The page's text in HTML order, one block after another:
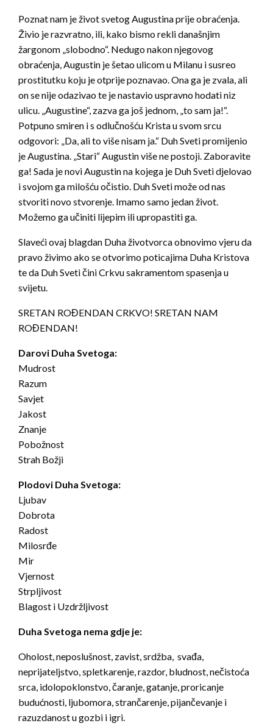
Poznat nam je život svetog Augustina prije obraćenja.
Živio je razvratno, ili, kako bismo rekli današnjim
žargonom „slobodno“. Nedugo nakon njegovog
obraćenja, Augustin je šetao ulicom u Milanu i susreo
prostitutku koju je otprije poznavao. Ona ga je zvala, ali
on se nije odazivao te je nastavio uspravno hodati niz
ulicu. „Augustine“, zazva ga još jednom, „to sam ja!“.
Potpuno smiren i s odlučnošću Krista u svom srcu
odgovori: „Da, ali to više nisam ja.“ Duh Sveti promijenio
je Augustina. „Stari“ Augustin više ne postoji. Zaboravite
ga! Sada je novi Augustin na kojega je Duh Sveti djelovao
i svojom ga milošću očistio. Duh Sveti može od nas
stvoriti novo stvorenje. Imamo samo jedan život.
Možemo ga učiniti lijepim ili upropastiti ga.
Slaveći ovaj blagdan Duha životvorca obnovimo vjeru da
pravo živimo ako se otvorimo poticajima Duha Kristova
te da Duh Sveti čini Crkvu sakramentom spasenja u
svijetu.
SRETAN ROĐENDAN CRKVO! SRETAN NAM
ROĐENDAN!
Darovi Duha Svetoga:
Mudrost
Razum
Savjet
Jakost
Znanje
Pobožnost
Strah Božji
Plodovi Duha Svetoga:
Ljubav
Dobrota
Radost
Milosrđe
Mir
Vjernost
Strpljivost
Blagost i Uzdržljivost
Duha Svetoga nema gdje je:
Oholost, neposlušnost, zavist, srdžba, svađa,
neprijateljstvo, spletkarenje, razdor, bludnost, nečistoća
srca, idolopoklonstvo, čaranje, gatanje, proricanje
budućnosti, ljubomora, strančarenje, pijančevanje i
razuzdanost u gozbi i igri.